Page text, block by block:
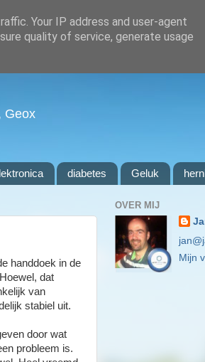
Geox
diabetes Geluk
handdoek in de
dat
van
stabiel uit.
door wat
probleem is.
OVER MIJ
Mijn
Your IP address and user-agent
quality of service, generate usage